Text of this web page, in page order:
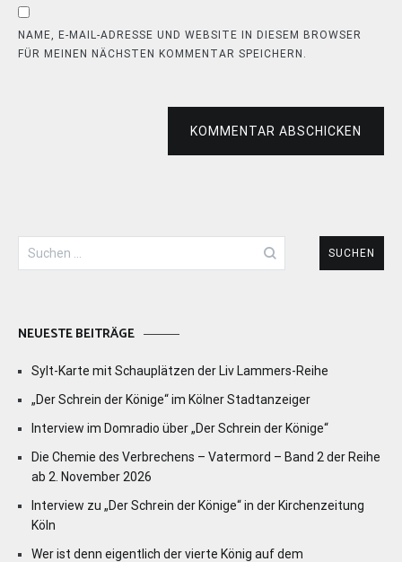
NAME, E-MAIL-ADRESSE UND WEBSITE IN DIESEM BROWSER
FÜR MEINEN NÄCHSTEN KOMMENTAR SPEICHERN.
KOMMENTAR ABSCHICKEN
Suchen
nach:
NEUESTE BEITRÄGE
Sylt-Karte mit Schauplätzen der Liv Lammers-Reihe
„Der Schrein der Könige“ im Kölner Stadtanzeiger
Interview im Domradio über „Der Schrein der Könige“
Die Chemie des Verbrechens – Vatermord – Band 2 der Reihe
ab 2. November 2026
Interview zu „Der Schrein der Könige“ in der Kirchenzeitung
Köln
Wer ist denn eigentlich der vierte König auf dem